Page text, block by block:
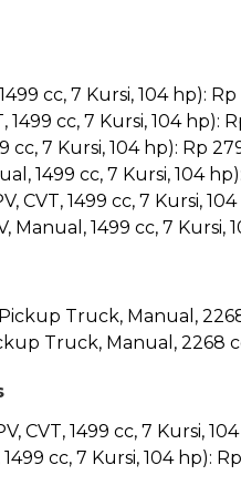
cc, 7 Kursi, 104 hp):
cc, 7 Kursi, 104 hp):
cc, 7 Kursi, 104 hp): Rp
1499 cc, 7 Kursi, 104
CVT, 1499 cc, 7 Kursi,
1499 cc, 7 Kursi,
Truck, Manual,
Truck, Manual, 2268
CVT, 1499 cc, 7 Kursi,
cc, 7 Kursi, 104 hp):